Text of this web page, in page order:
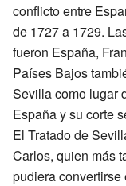
conflicto entre
de 1727 a 1729.
fueron España,
Países Bajos
Sevilla como lugar
España y su corte
El Tratado de
Carlos, quien más
pudiera